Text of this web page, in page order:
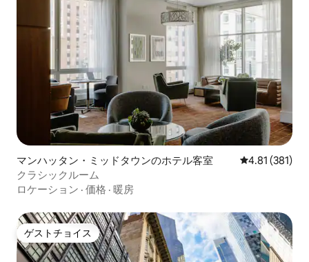
マンハッタン・ミッドタウンのホテル客室 レビュー381
4.81 (381)
クラシックルーム
ロケーション · 価格 · 暖房
ゲストチョイス
ゲストチョイス